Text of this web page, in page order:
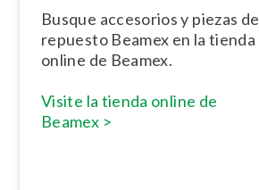
Busque accesorios y piezas de
repuesto Beamex en la tienda
online de Beamex.
Visite la tienda online de
Beamex >